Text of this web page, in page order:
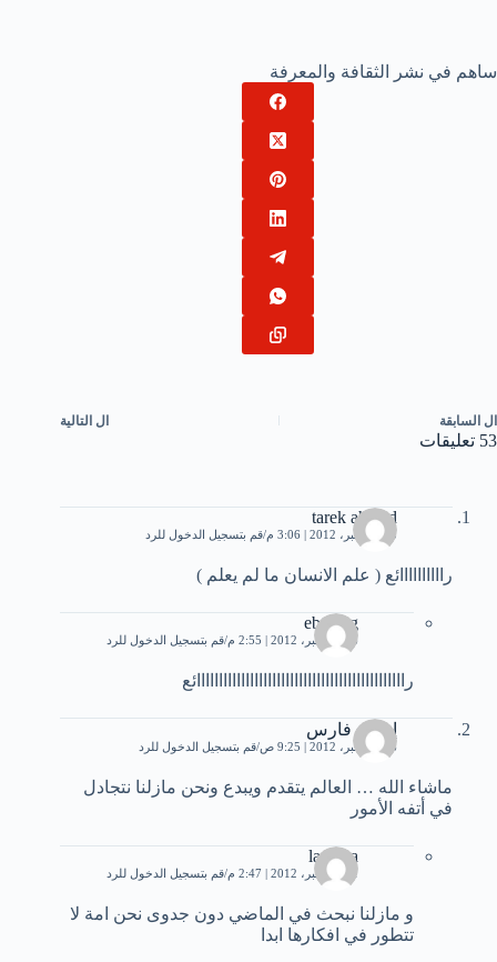
ساهم في نشر الثقافة والمعرفة
ال السابقة ال التالية
53 تعليقات
tarek ahmed
15 ديسمبر، 2012 | 3:06 م قم بتسجيل الدخول للرد
راااااااااائع ( علم الانسان ما لم يعلم )
ebtehag
16 ديسمبر، 2012 | 2:55 م قم بتسجيل الدخول للرد
رااااااااااااااااااااااااااااااااااااااااااااااائع
إسلام فارس
16 ديسمبر، 2012 | 9:25 ص قم بتسجيل الدخول للرد
ماشاء الله … العالم يتقدم ويبدع ونحن مازلنا نتجادل
في أتفه الأمور
lantana
21 ديسمبر، 2012 | 2:47 م قم بتسجيل الدخول للرد
و مازلنا نبحث في الماضي دون جدوى نحن امة لا
تتطور في افكارها ابدا